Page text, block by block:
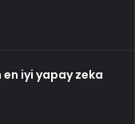
iyi yapay zeka